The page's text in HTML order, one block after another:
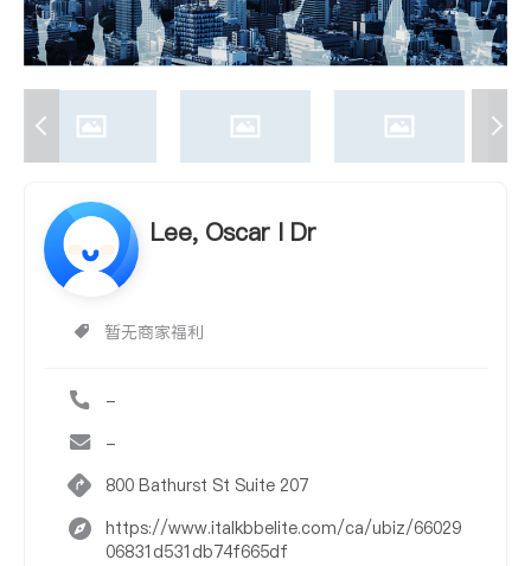
Lee, Oscar I Dr
暂无商家福利
-
-
800 Bathurst St Suite 207
https://www.italkbbelite.com/ca/ubiz/66029
06831d531db74f665df